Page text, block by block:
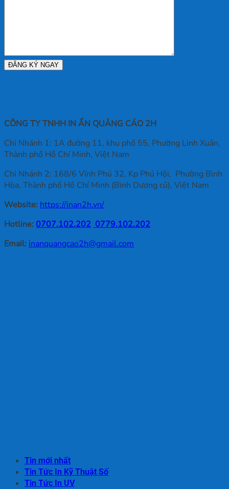
CÔNG TY TNHH IN ẤN QUẢNG CÁO 2H
Chi Nhánh 1: 1A đường 11, khu phố 55, Phường Linh Xuân,
Thành phố Hồ Chí Minh, Việt Nam
Chi Nhánh 2: 168/6 Vĩnh Phú 32, Kp Phú Hội, Phường Bình
Hòa, Thành phố Hồ Chí Minh (Bình Dương cũ), Việt Nam
Website: https://inan2h.vn/
Hotline: 0707.102.202 0779.102.202
Email: inanquangcao2h@gmail.com
Tin mới nhất
Tin Tức In Kỹ Thuật Số
Tin Tức In UV